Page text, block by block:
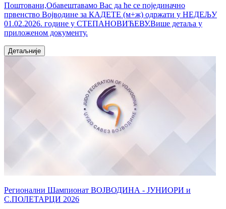
Поштовани,Обавештавамо Вас да ће се појединачно
првенство Војводине за КАДЕТЕ (м+ж) одржати у НЕДЕЉУ
01.02.2026. године у СТЕПАНОВИЋЕВУ.Више детаља у
приложеном документу.
Детаљније
Регионални Шампионат ВОЈВОДИНА - ЈУНИОРИ и
С.ПОЛЕТАРЦИ 2026